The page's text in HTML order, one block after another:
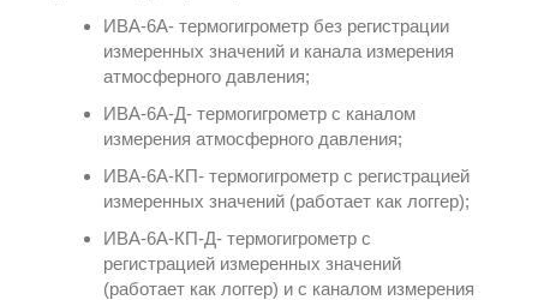
ИВА-6А- термогигрометр без регистрации
измеренных значений и канала измерения
атмосферного давления;
ИВА-6А-Д- термогигрометр с каналом
измерения атмосферного давления;
ИВА-6А-КП- термогигрометр с регистрацией
измеренных значений (работает как логгер);
ИВА-6А-КП-Д- термогигрометр с
регистрацией измеренных значений
(работает как логгер) и с каналом измерения